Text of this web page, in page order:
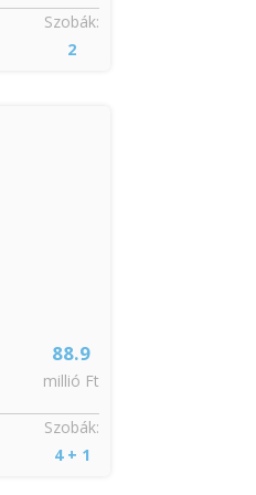
Szobák:
2
88.9
millió Ft
Szobák:
4 + 1